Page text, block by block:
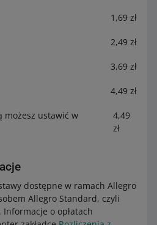
1,69 zł
2,49 zł
3,69 zł
4,49 zł
możesz ustawić w
4,49
zł
dostępne w ramach Allegro
Allegro Standard, czyli
o opłatach